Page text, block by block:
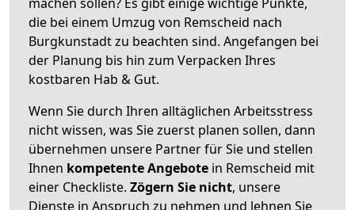
die bei einem Umzug von Remscheid nach
Burgkunstadt zu beachten sind. Angefangen bei
der Planung bis hin zum Verpacken Ihres
kostbaren Hab & Gut.
Wenn Sie durch Ihren alltäglichen Arbeitsstress
nicht wissen, was Sie zuerst planen sollen, dann
übernehmen unsere Partner für Sie und stellen
Ihnen kompetente Angebote in Remscheid mit
einer Checkliste. Zögern Sie nicht, unsere
Dienste in Anspruch zu nehmen und lehnen Sie